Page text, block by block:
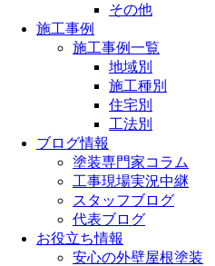
その他
施工事例
施工事例一覧
地域別
施工種別
住宅別
工法別
ブログ情報
塗装専門家コラム
工事現場実況中継
スタッフブログ
代表ブログ
お役立ち情報
安心の外壁屋根塗装